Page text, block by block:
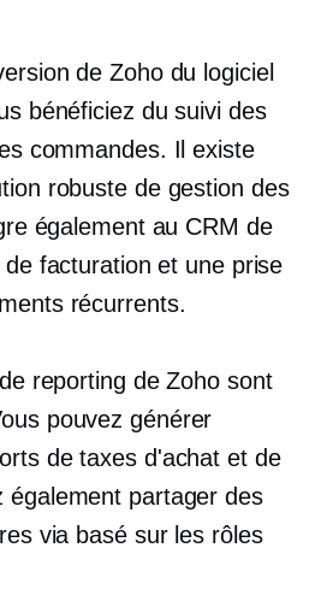
de Zoho du logiciel
bénéficiez du suivi des
commandes. Il existe
robuste de gestion des
également au CRM de
facturation et une prise
récurrents.
reporting de Zoho sont
pouvez générer
de taxes d'achat et de
également partager des
via basé sur les rôles